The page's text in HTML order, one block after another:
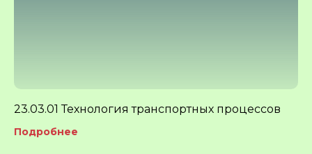
23.03.01 Технология транспортных процессов
Подробнее